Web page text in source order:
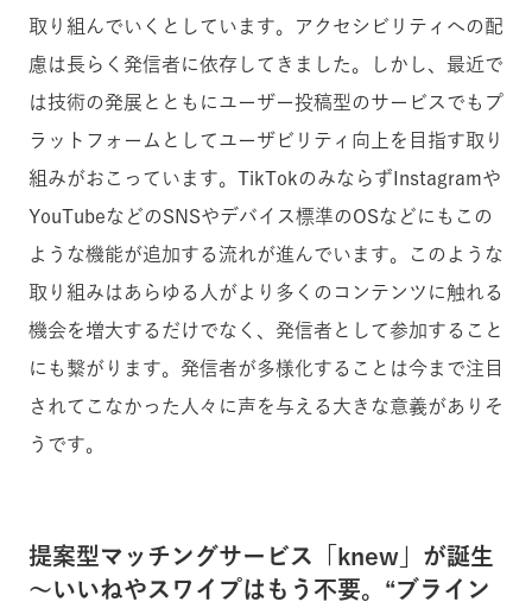
取り組んでいくとしています。アクセシビリティへの配
慮は長らく発信者に依存してきました。しかし、最近で
は技術の発展とともにユーザー投稿型のサービスでもプ
ラットフォームとしてユーザビリティ向上を目指す取り
組みがおこっています。TikTokのみならずInstagramや
YouTubeなどのSNSやデバイス標準のOSなどにもこの
ような機能が追加する流れが進んでいます。このような
取り組みはあらゆる人がより多くのコンテンツに触れる
機会を増大するだけでなく、発信者として参加すること
にも繋がります。発信者が多様化することは今まで注目
されてこなかった人々に声を与える大きな意義がありそ
うです。
提案型マッチングサービス「knew」が誕生
～いいねやスワイプはもう不要。“ブライン